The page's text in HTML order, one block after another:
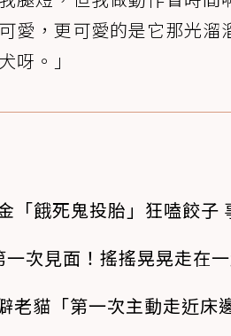
愛，更可愛的是它那光溜
呀。」
「餓死鬼投胎」狂嗑餃子
次見面！搖搖晃晃走在
貓「第一次主動走近床